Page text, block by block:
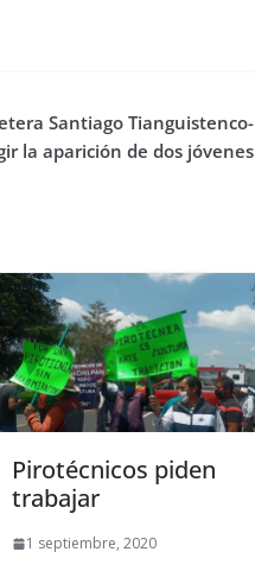
Santiago Tianguistenco-
la aparición de dos jóvenes
Pirotécnicos piden
trabajar
1 septiembre, 2020